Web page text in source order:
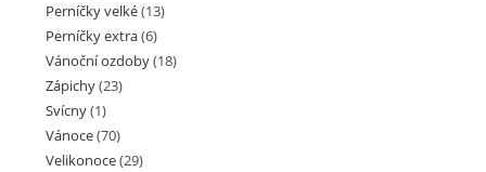
Perníčky velké(13)
Perníčky extra(6)
Vánoční ozdoby(18)
Zápichy(23)
Svícny(1)
Vánoce(70)
Velikonoce(29)